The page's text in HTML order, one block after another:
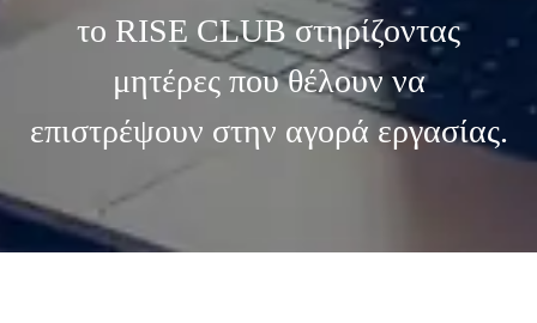
το RISE CLUB στηρίζοντας
μητέρες που θέλουν να
επιστρέψουν στην αγορά εργασίας.